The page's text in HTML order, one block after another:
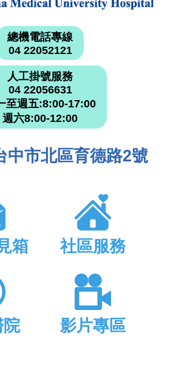
總機電話專線
04 22052121
人工掛號服務
04 22056631
至週五:8:00-17:00
週六8:00-12:00
中市北區育德路2號
箱 社區服務
院 影片專區